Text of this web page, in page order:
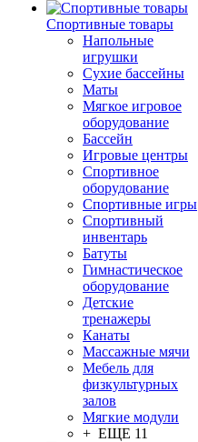
Спортивные товары
Напольные
игрушки
Сухие бассейны
Маты
Мягкое игровое
оборудование
Бассейн
Игровые центры
Спортивное
оборудование
Спортивные игры
Спортивный
инвентарь
Батуты
Гимнастическое
оборудование
Детские
тренажеры
Канаты
Массажные мячи
Мебель для
физкультурных
залов
Мягкие модули
+ ЕЩЕ 11